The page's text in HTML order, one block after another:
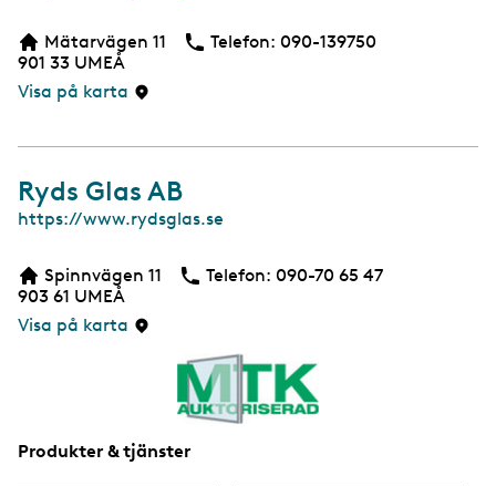
b
s
i
Mätarvägen 11
901 33 UMEÅ
Visa på karta
Telefon: Telefon
090-139750
Ryds Glas AB
W
b
s
i
https://www.rydsglas.se
Spinnvägen 11
903 61 UMEÅ
Visa på karta
Telefon: Telefon
090-70 65 47
Produkter & tjänster